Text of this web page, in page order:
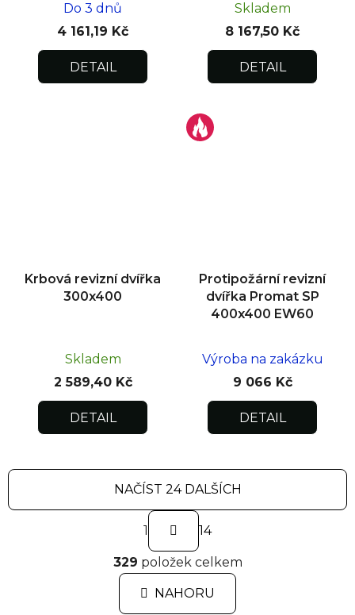
Do 3 dnů
4 161,19 Kč
DETAIL
Skladem
8 167,50 Kč
DETAIL
Krbová revizní dvířka
300x400
Skladem
2 589,40 Kč
DETAIL
Protipožární revizní
dvířka Promat SP
400x400 EW60
Výroba na zakázku
9 066 Kč
DETAIL
O
v
l
á
NAČÍST 24 DALŠÍCH
S
r
á
n
k
1 14
329 položek celkem
NAHORU